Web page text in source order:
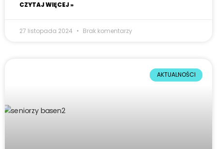
CZYTAJ WIĘCEJ »
27 listopada 2024 Brak komentarzy
AKTUALNOŚCI